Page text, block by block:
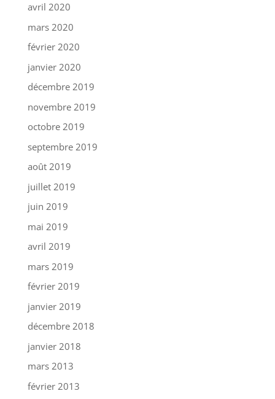
avril 2020
mars 2020
février 2020
janvier 2020
décembre 2019
novembre 2019
octobre 2019
septembre 2019
août 2019
juillet 2019
juin 2019
mai 2019
avril 2019
mars 2019
février 2019
janvier 2019
décembre 2018
janvier 2018
mars 2013
février 2013